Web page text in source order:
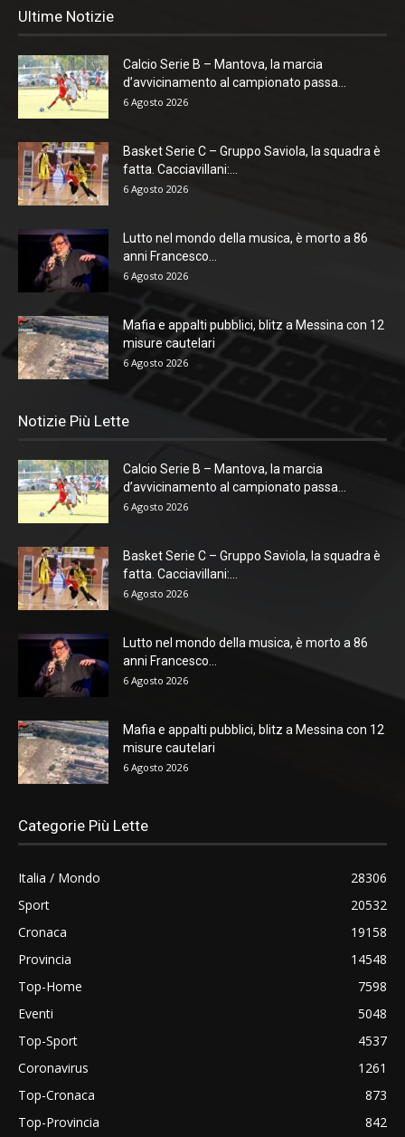
Ultime Notizie
Calcio Serie B – Mantova, la marcia
d’avvicinamento al campionato passa...
6 Agosto 2026
Basket Serie C – Gruppo Saviola, la squadra è
fatta. Cacciavillani:...
6 Agosto 2026
Lutto nel mondo della musica, è morto a 86
anni Francesco...
6 Agosto 2026
Mafia e appalti pubblici, blitz a Messina con 12
misure cautelari
6 Agosto 2026
Notizie Più Lette
Calcio Serie B – Mantova, la marcia
d’avvicinamento al campionato passa...
6 Agosto 2026
Basket Serie C – Gruppo Saviola, la squadra è
fatta. Cacciavillani:...
6 Agosto 2026
Lutto nel mondo della musica, è morto a 86
anni Francesco...
6 Agosto 2026
Mafia e appalti pubblici, blitz a Messina con 12
misure cautelari
6 Agosto 2026
Categorie Più Lette
Italia / Mondo
28306
Sport
20532
Cronaca
19158
Provincia
14548
Top-Home
7598
Eventi
5048
Top-Sport
4537
Coronavirus
1261
Top-Cronaca
873
Top-Provincia
842